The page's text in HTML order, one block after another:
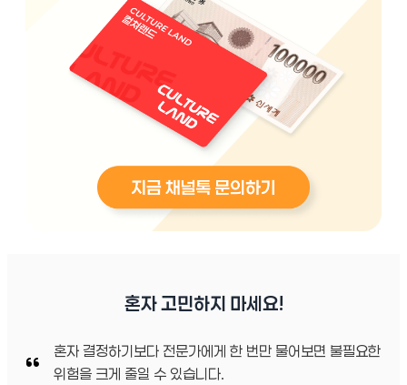
혼자 고민하지 마세요!
혼자 결정하기보다 전문가에게 한 번만 물어보면 불필요한
위험을 크게 줄일 수 있습니다.